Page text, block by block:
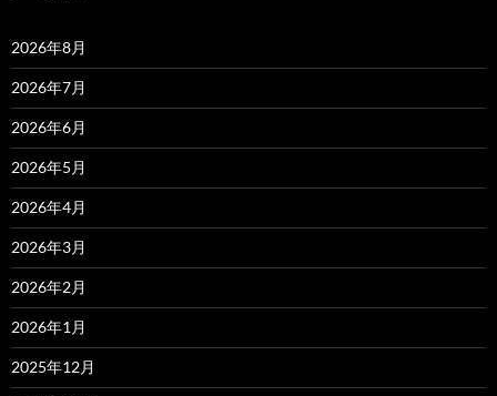
2026年8月
2026年7月
2026年6月
2026年5月
2026年4月
2026年3月
2026年2月
2026年1月
2025年12月